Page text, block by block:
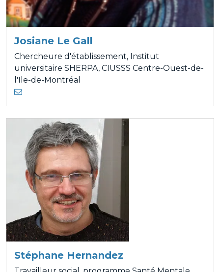
Josiane Le Gall
Chercheure d'établissement, Institut
universitaire SHERPA, CIUSSS Centre-Ouest-de-
l'Ile-de-Montréal
Stéphane Hernandez